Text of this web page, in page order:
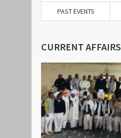
PAST EVENTS
CURRENT AFFAIRS